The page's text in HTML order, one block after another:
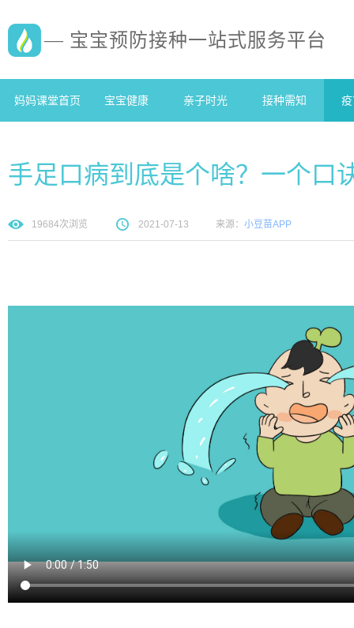
— 宝宝预防接种一站式服务平台
妈妈课堂首页 宝宝健康 亲子时光 接种需知
手足口病到底是个啥？一个口
19684次浏览 2021-07-13 来源： 小豆苗APP